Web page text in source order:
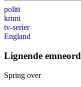
politi
krimi
tv-serier
England
Lignende emneord
Spring over